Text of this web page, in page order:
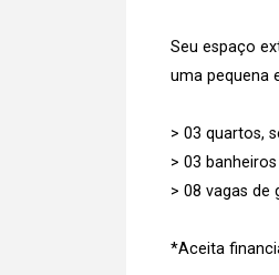
Seu espaço
uma pequena
> 03 quartos,
> 03
> 08 vagas de
*Aceita